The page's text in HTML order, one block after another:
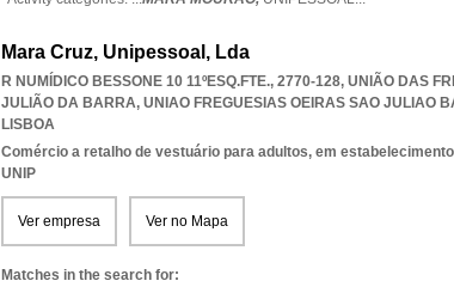
Mara Cruz, Unipessoal, Lda
R NUMÍDICO BESSONE 10 11ºESQ.FTE., 2770-128, UNIÃO DAS
JULIÃO DA BARRA, UNIAO FREGUESIAS OEIRAS SAO JULIAO
LISBOA
Comércio a retalho de vestuário para adultos, em
UNIP
Ver empresa Ver no Mapa
Matches in the search for: